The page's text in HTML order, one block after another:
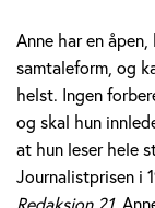
s
v
o
l
Anne har en
samtaleform, og
helst. Ingen
og skal hun
at hun leser hele
Journalistprisen i